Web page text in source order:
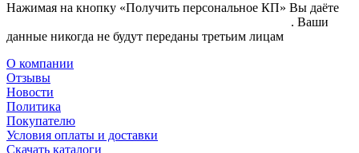
Нажимая на кнопку «Получить персональное КП» Вы даёте
. Ваши
данные никогда не будут переданы третьим лицам
О компании
Отзывы
Новости
Политика
Покупателю
Условия оплаты и доставки
Скачать каталоги